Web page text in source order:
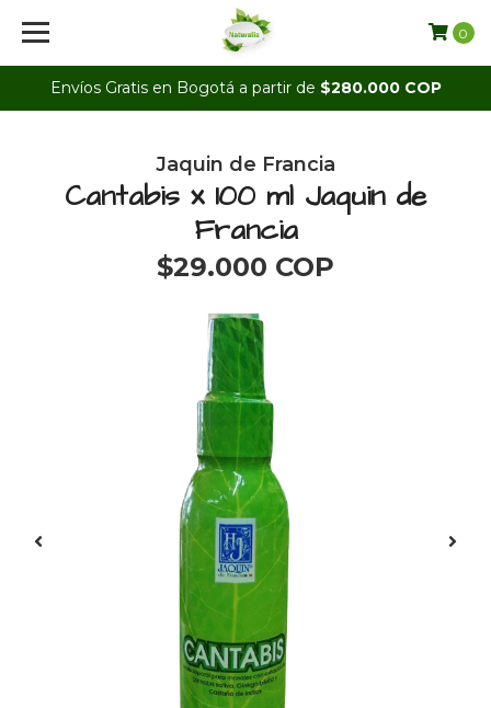
Envíos Gratis en Bogotá a partir de $280.000 COP
0
Jaquin de Francia
Cantabis x 100 ml Jaquin de
Francia
$29.000 COP